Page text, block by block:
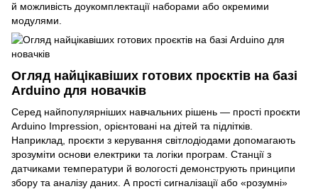
й можливість доукомплектації наборами або окремими
модулями.
Огляд найцікавіших готових проєктів на базі
Arduino для новачків
Серед найпопулярніших навчальних рішень — прості проєкти
Arduino Impression, орієнтовані на дітей та підлітків.
Наприклад, проєкти з керування світлодіодами допомагають
зрозуміти основи електрики та логіки програм. Станції з
датчиками температури й вологості демонструють принципи
збору та аналізу даних. А прості сигналізації або «розумні»